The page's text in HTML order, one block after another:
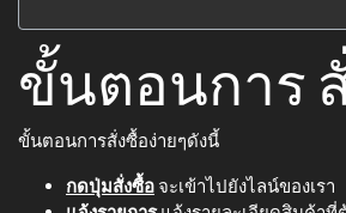
ขั้นตอนการ
ขั้นตอนการสั่งซื้อง่ายๆดังนี้
กดปุ่มสั่งซื้อ จะเข้าไปยังไลน์ของเรา